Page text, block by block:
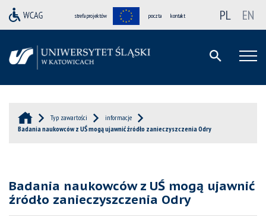
strefa projektów poczta kontakt PL EN
Typ zawartości
informacje
Badania naukowców z UŚ mogą ujawnić źródło zanieczyszczenia Odry
Badania naukowców z UŚ mogą ujawnić
źródło zanieczyszczenia Odry